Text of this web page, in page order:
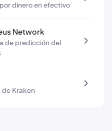
dinero en efectivo
Network
de predicción del
Kraken